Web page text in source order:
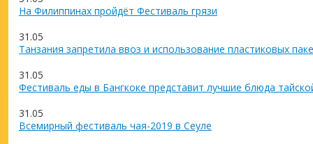
На Филиппинах пройдёт Фестиваль грязи
31.05
Танзания запретила ввоз и использование пластиковых
31.05
Фестиваль еды в Бангкоке представит лучшие блюда
31.05
Всемирный фестиваль чая-2019 в Сеуле